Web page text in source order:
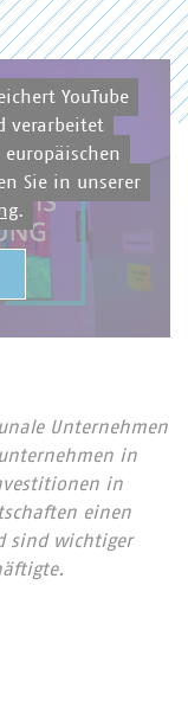
YouTube
verarbeitet
Sie in unserer
.
Unternehmen
in
in
einen
sind wichtiger